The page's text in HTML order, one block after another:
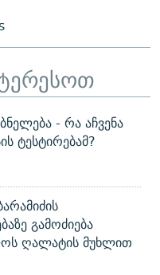
- რა აჩვენა
ტესტირებამ?
გამოძიება
ღალატის მუხლით